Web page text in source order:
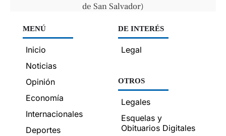
de San Salvador)
MENÚ
Inicio
Noticias
Opinión
Economía
Internacionales
Deportes
DE INTERÉS
Legal
OTROS
Legales
Esquelas y
Obituarios Digitales